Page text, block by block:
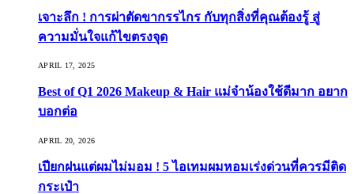
เจาะลึก ! การผ่าตัดขากรรไกร กับทุกสิ่งที่คุณต้องรู้ สู่
ความมั่นใจแก้ไขตรงจุด
APRIL 17, 2025
Best of Q1 2026 Makeup & Hair แม่จ๋าน้องใช้ดีมาก อยาก
บอกต่อ
APRIL 20, 2026
เปียกฝนแต่ผมไม่มอม ! 5 ไอเทมผมหอมเร่งด่วนที่ควรมีติด
กระเป๋า